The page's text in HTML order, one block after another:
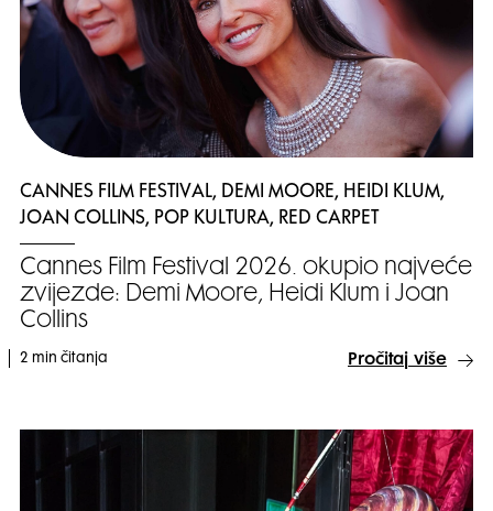
CANNES FILM FESTIVAL, DEMI MOORE, HEIDI KLUM,
JOAN COLLINS, POP KULTURA, RED CARPET
Cannes Film Festival 2026. okupio najveće
zvijezde: Demi Moore, Heidi Klum i Joan
Collins
2 min čitanja Pročitaj više